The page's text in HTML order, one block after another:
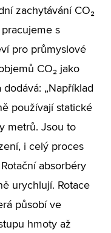
zachytávání CO₂
s
pro průmyslové
CO₂ jako
„Například
používají statické
metrů. Jsou to
i celý proces
absorbéry
urychlují. Rotace
působí ve
hmoty až